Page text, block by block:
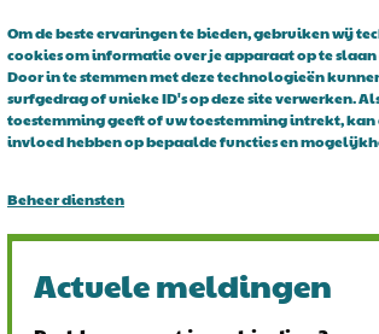
Om de beste ervaringen te bieden, gebruiken wij
cookies om informatie over je apparaat op te
Door in te stemmen met deze technologieën
surfgedrag of unieke ID's op deze site verwerken.
toestemming geeft of uw toestemming intrekt,
invloed hebben op bepaalde functies en
Beheer diensten
Over Bright Access
Glasvezel voor ondernemers. Al 15 jaar is Bright
leverancier voor ondernemend Nederland. Bright
glasvezel voor iedereen toegankelijk. De vraag is